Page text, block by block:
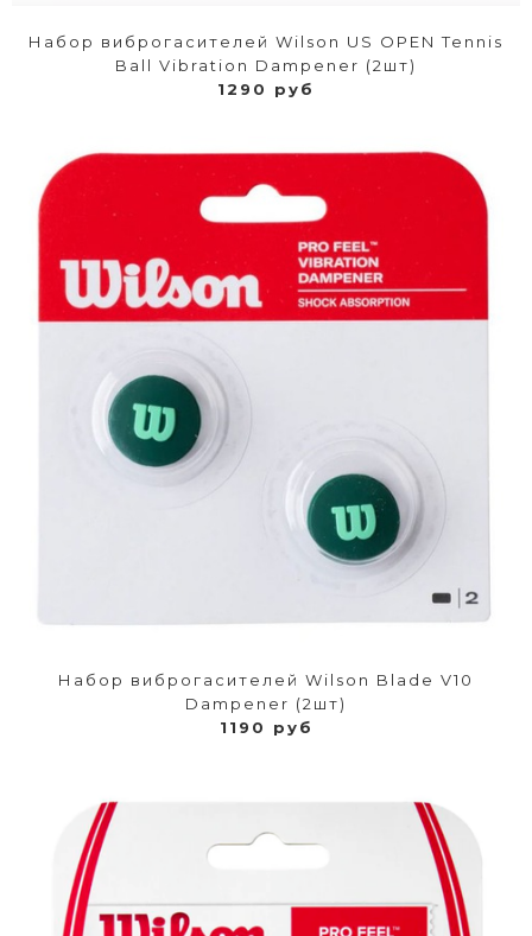
Набор виброгасителей Wilson US OPEN Tennis
Ball Vibration Dampener (2шт)
1290 руб
Набор виброгасителей Wilson Blade V10
Dampener (2шт)
1190 руб